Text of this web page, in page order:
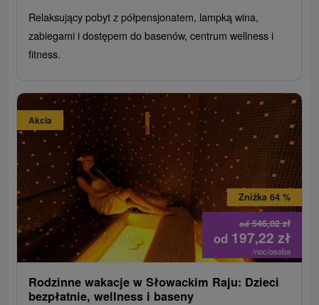
Relaksujący pobyt z półpensjonatem, lampką wina,
zabiegami i dostępem do basenów, centrum wellness i
fitness.
Akcia
od546,02zł
Zniżka 64 %
od 197,22 zł
/noc/osoba
Rodzinne wakacje w Słowackim Raju: Dzieci
bezpłatnie, wellness i baseny